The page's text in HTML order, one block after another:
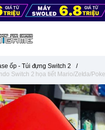
ốp - Túi đựng Switch 2
/
Switch 2 họa tiết Mario/Zelda/